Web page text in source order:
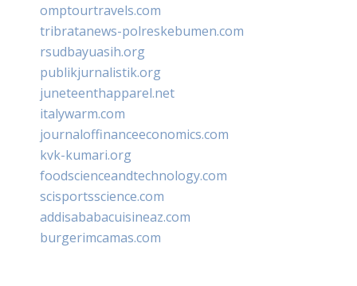
omptourtravels.com
tribratanews-polreskebumen.com
rsudbayuasih.org
publikjurnalistik.org
juneteenthapparel.net
italywarm.com
journaloffinanceeconomics.com
kvk-kumari.org
foodscienceandtechnology.com
scisportsscience.com
addisababacuisineaz.com
burgerimcamas.com